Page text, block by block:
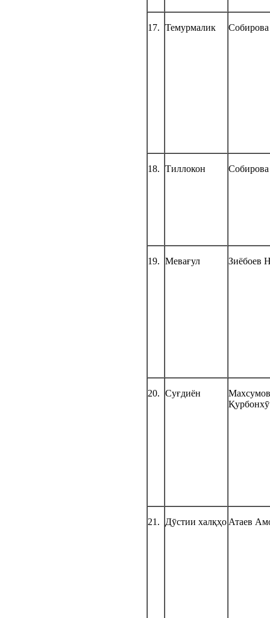
17. Темурмалик
18. Тиллокон
19. Мевағул Зиёбоев
20. Суғдиён
21. Дӯстии халқҳо Атаев